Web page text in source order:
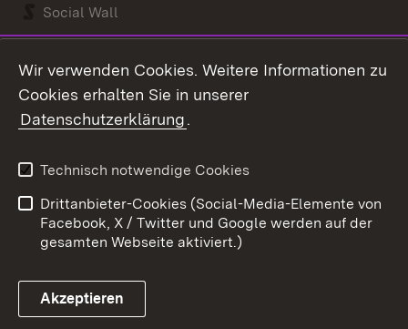
Social Wall
Link zum Landesportal
Kontakt
Barrierefreiheit
Impressum
Cookies
Wir verwenden Cookies. Weitere Informationen zu
Cookies erhalten Sie in unserer
Datenschutzerklärung.
Technisch notwendige Cookies
Drittanbieter-Cookies (Social-Media-Elemente von
Facebook, X / Twitter und Google werden auf der
gesamten Webseite aktiviert.)
Akzeptieren